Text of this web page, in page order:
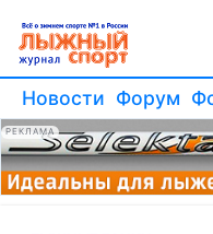
Новости Форум
РЕКЛАМА